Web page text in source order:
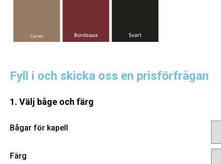
Fyll i och skicka oss en prisförfrågan
1. Välj båge och färg
Bågar för kapell
Färg